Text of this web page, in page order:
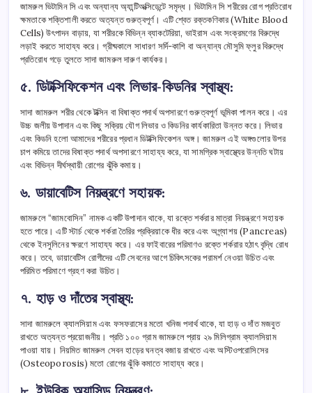
জামরুল ভিটামিন সি এবং অন্যান্য অ্যান্টিঅক্সিডেন্টে সমৃদ্ধ। ভিটামিন সি শরীরের রোগ প্রতিরোধ
ক্ষমতাকে শক্তিশালী করতে অত্যন্ত গুরুত্বপূর্ণ। এটি শ্বেত রক্তকণিকার (White Blood
Cells) উৎপাদন বাড়ায়, যা শরীরকে বিভিন্ন ব্যাকটেরিয়া, ভাইরাস এবং সংক্রমণের বিরুদ্ধে
লড়াই করতে সাহায্য করে। গ্রীষ্মকালে সাধারণ সর্দি-কাশি বা অন্যান্য মৌসুমি ফ্লুর বিরুদ্ধে
প্রতিরোধ গড়ে তুলতে সাদা জামরুল দারুণ কার্যকর।
৫. ডিটক্সিফিকেশন এবং লিভার-কিডনির স্বাস্থ্য:
সাদা জামরুল শরীর থেকে টক্সিন বা বিষাক্ত পদার্থ অপসারণে গুরুত্বপূর্ণ ভূমিকা পালন করে। এর
উচ্চ জলীয় উপাদান এবং কিছু সক্রিয় যৌগ লিভার ও কিডনির কার্যকারিতা উন্নত করে। লিভার
এবং কিডনি হলো আমাদের শরীরের প্রধান ডিটক্সিফিকেশন অঙ্গ। জামরুল এই অঙ্গগুলোর উপর
চাপ কমিয়ে তাদের বিষাক্ত পদার্থ অপসারণে সাহায্য করে, যা সামগ্রিক স্বাস্থ্যের উন্নতি ঘটায়
এবং বিভিন্ন দীর্ঘস্থায়ী রোগের ঝুঁকি কমায়।
৬. ডায়াবেটিস নিয়ন্ত্রণে সহায়ক:
জামরুলে “জামবোসিন” নামক একটি উপাদান থাকে, যা রক্তে শর্করার মাত্রা নিয়ন্ত্রণে সহায়ক
হতে পারে। এটি স্টার্চ থেকে শর্করা তৈরির প্রক্রিয়াকে ধীর করে এবং অগ্ন্যাশয় (Pancreas)
থেকে ইনসুলিনের ক্ষরণে সাহায্য করে। এর ফাইবারের পরিমাণও রক্তে শর্করার হঠাৎ বৃদ্ধি রোধ
করে। তবে, ডায়াবেটিস রোগীদের এটি সেবনের আগে চিকিৎসকের পরামর্শ নেওয়া উচিত এবং
পরিমিত পরিমাণে গ্রহণ করা উচিত।
৭. হাড় ও দাঁতের স্বাস্থ্য:
সাদা জামরুলে ক্যালসিয়াম এবং ফসফরাসের মতো খনিজ পদার্থ থাকে, যা হাড় ও দাঁত মজবুত
রাখতে অত্যন্ত প্রয়োজনীয়। প্রতি ১০০ গ্রাম জামরুলে প্রায় ২৯ মিলিগ্রাম ক্যালসিয়াম
পাওয়া যায়। নিয়মিত জামরুল সেবন হাড়ের ঘনত্ব বজায় রাখতে এবং অস্টিওপরোসিসের
(Osteoporosis) মতো রোগের ঝুঁকি কমাতে সাহায্য করে।